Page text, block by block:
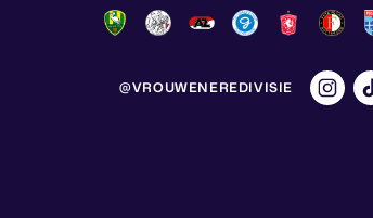
@VROUWENEREDIVISIE